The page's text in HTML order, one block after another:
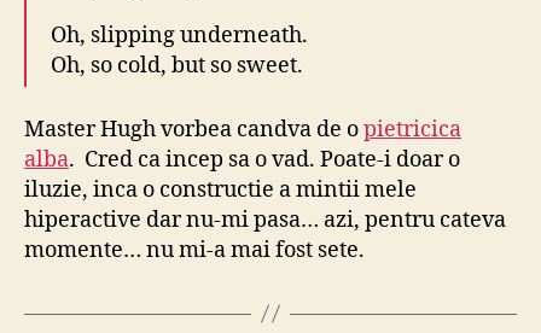
Oh, slipping underneath.
Oh, so cold, but so sweet.
Master Hugh vorbea candva de opietricica
alba. Cred ca incep sa o vad. Poate-i doar o
iluzie, inca o constructie a mintii mele
hiperactive dar nu-mi pasa… azi, pentru cateva
momente… nu mi-a mai fost sete.